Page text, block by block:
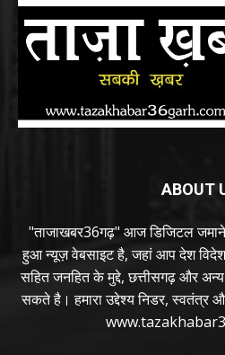
ABOUT
"ताजाखबर36गढ़" आज डिजिटल
हुआ न्यूज़ वेबसाइट है, जहां आप देश
सहित जनहित के मुद्दे, छत्तीसगढ़ और
सकते है। हमारा उद्देश्य निडर, स्वतंत्र